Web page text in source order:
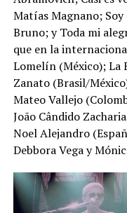
Matías Magnano;
Bruno; y Toda mi
que en la
Lomelín (México); La
Zanato (Brasil/
Mateo Vallejo
João Cândido
Noel Alejandro
Debbora Vega y